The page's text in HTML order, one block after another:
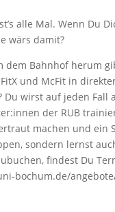
alle Mal. Wenn Du
wärs damit?
dem Bahnhof herum
und McFit in
wirst auf jeden
der RUB
machen und
sondern lernst
findest Du
bochum.de/